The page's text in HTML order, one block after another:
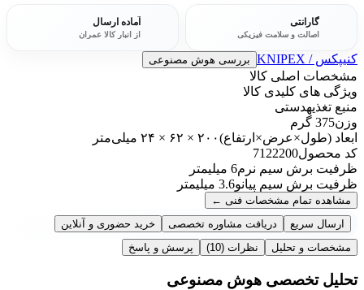
گارانتی
اصالت و سلامت فیزیکی
آماده ارسال
از انبار کالا عمران
کنیپکس / KNIPEX بررسی هوش مصنوعی
مشخصات اصلی کالا
ویژگی های کلیدی کالا
منبع تغذیهدستی
وزن375 گرم
ابعاد (طول×عرض×ارتفاع)۲۰۰ × ۶۲ × ۲۴ میلی‌متر
کد محصول7122200
ظرفیت برش سیم نرم6 میلیمتر
ظرفیت برش سیم پیانو3.6 میلیمتر
مشاهده تمام مشخصات فنی ←
ارسال سریع
دریافت مشاوره تخصصی
خرید حضوری و آنلاین
مشخصات و تحلیل
نظرات (10) پرسش و پاسخ
تحلیل تخصصی هوش مصنوعی